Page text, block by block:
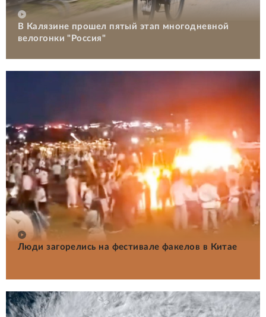
В Калязине прошел пятый этап многодневной
велогонки "Россия"
Люди загорелись на фестивале факелов в Китае